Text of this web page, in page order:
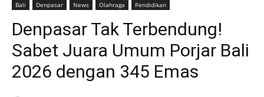
Bali Denpasar News Olahraga Pendidikan
Denpasar Tak Terbendung!
Sabet Juara Umum Porjar Bali
2026 dengan 345 Emas